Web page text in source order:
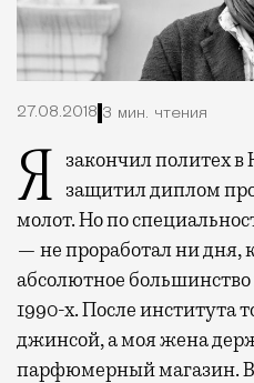
27.08.2018 3 мин. чтения
Я закончил политех в Комсомольске-на-Амуре, защитил диплом
молот. Но по
— не проработал ни дня,
абсолютное
1990-х. После института
джинсой, а моя жена
парфюмерный магазин.